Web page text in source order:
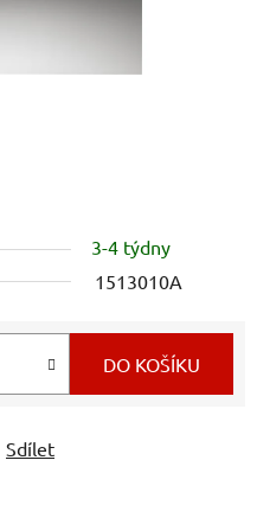
3-4 týdny
1513010A
DO KOŠÍKU
Sdílet